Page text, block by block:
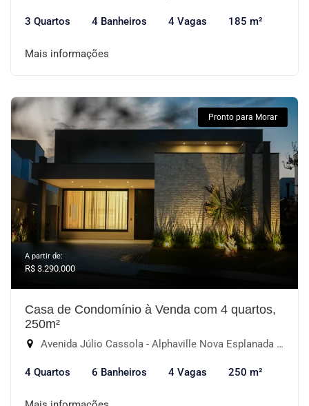
3 Quartos 4 Banheiros 4 Vagas 185 m²
Mais informações
Pronto para Morar
A partir de:
R$ 3.290.000
Casa de Condomínio à Venda com 4 quartos,
250m²
Avenida Júlio Cassola - Alphaville Nova Esplanada III, Votorantim-SP
4 Quartos 6 Banheiros 4 Vagas 250 m²